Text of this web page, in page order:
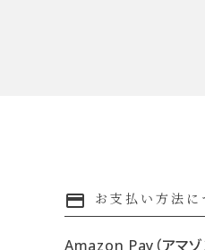
payment お支払い方法に
Amazon Pay（アマゾ